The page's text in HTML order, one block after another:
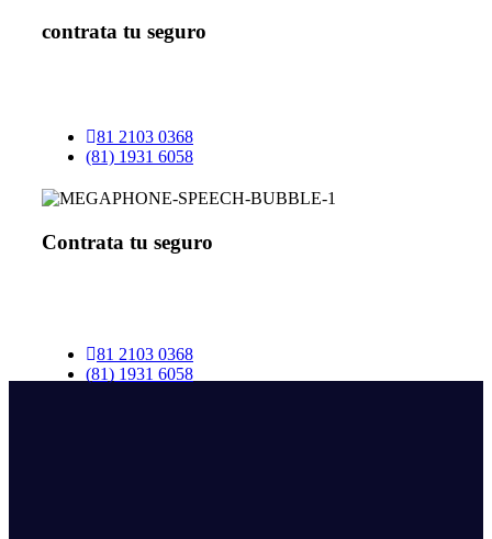
contrata tu seguro
81 2103 0368
(81) 1931 6058
Contrata tu seguro
81 2103 0368
(81) 1931 6058